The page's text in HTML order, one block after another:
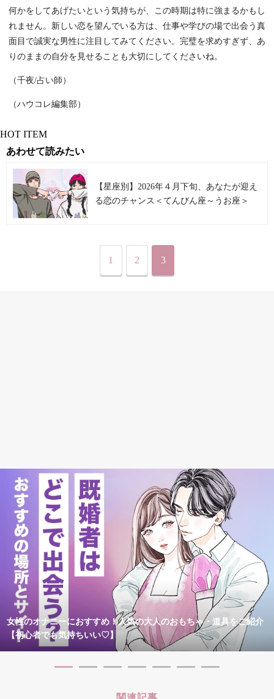
何かをしてあげたいという気持ちが、この時期は特に強まるかもし
れません。新しい恋を望んでいる方は、仕事や学びの場で出会う真
面目で誠実な男性に注目してみてください。完璧を求めすぎず、あ
りのままの自分を見せることも大切にしてくださいね。
（千夜/占い師）
（ハウコレ編集部）
HOT ITEM
あわせて読みたい
【星座別】2026年４月下旬、あなたが迎え
る恋のチャンス＜てんびん座～うお座＞
1 2 3
女性のオナニーにおすすめ！人気の大人のおもちゃ・道具をご紹介
【初心者でも気持ちいい♡】